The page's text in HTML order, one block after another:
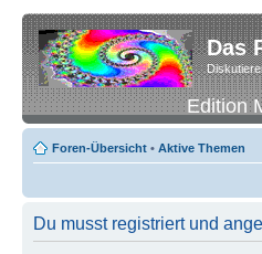
Das
Edition
Foren-Übersicht • Aktive Themen
Du musst registriert und